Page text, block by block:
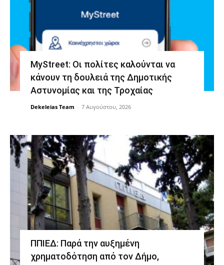
MyStreet: Οι πολίτες καλούνται να
κάνουν τη δουλειά της Δημοτικής
Αστυνομίας και της Τροχαίας
Dekeleias Team - 7 Αυγούστου, 2026
ΠΠΙΕΔ: Παρά την αυξημένη
χρηματοδότηση από τον Δήμο,